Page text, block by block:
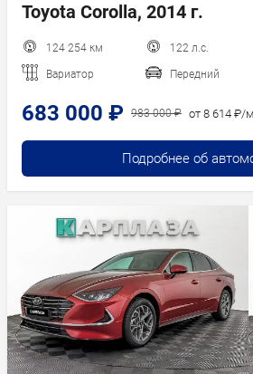
Toyota Corolla, 2014 г.
124 254 км 122 л.с.
Вариатор Передний
683 000 ₽ 983 000 ₽ от 8 614 ₽/
Подробнее об